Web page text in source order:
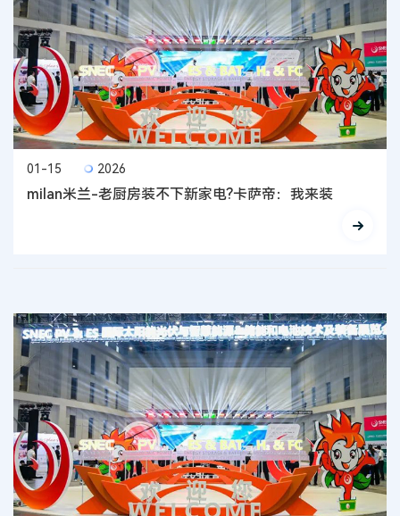
01-15 2026
milan米兰-老厨房装不下新家电?卡萨帝：我来装